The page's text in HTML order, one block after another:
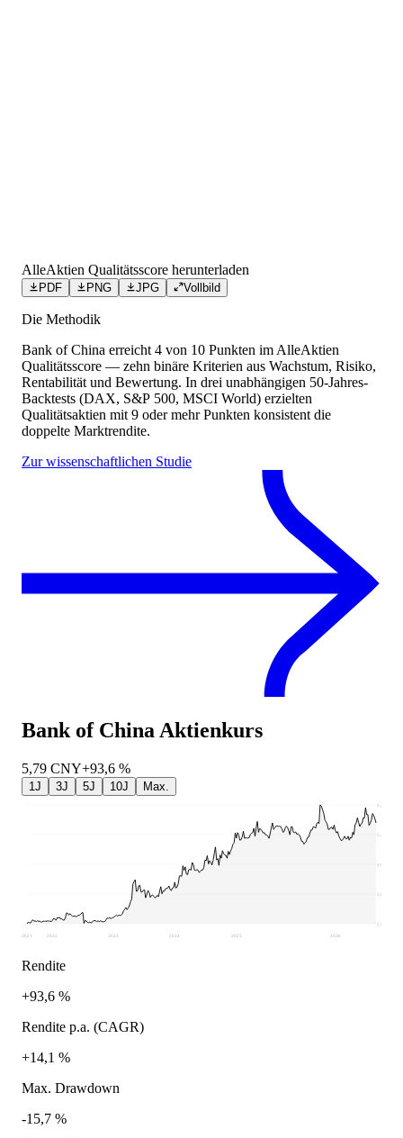
AlleAktien Qualitätsscore herunterladen
PDF PNG JPG Vollbild
Die Methodik
Bank of China erreicht 4 von 10 Punkten im AlleAktien
Qualitätsscore — zehn binäre Kriterien aus Wachstum, Risiko,
Rentabilität und Bewertung. In drei unabhängigen 50-Jahres-
Backtests (DAX, S&P 500, MSCI World) erzielten
Qualitätsaktien mit 9 oder mehr Punkten konsistent die
doppelte Marktrendite.
Zur wissenschaftlichen Studie
Bank of China Aktienkurs
5,79 CNY+93,6 %
1J 3J 5J 10J Max.
2,99
3,82
4,64
5,47
6,29
2021 2022 2023 2024 2025 2026
Rendite
+93,6 %
Rendite p.a. (CAGR)
+14,1 %
Max. Drawdown
-15,7 %